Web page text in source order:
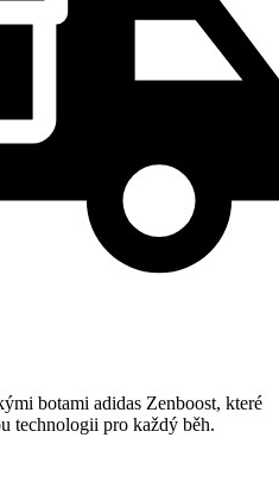
botami adidas Zenboost, které
technologii pro každý běh.